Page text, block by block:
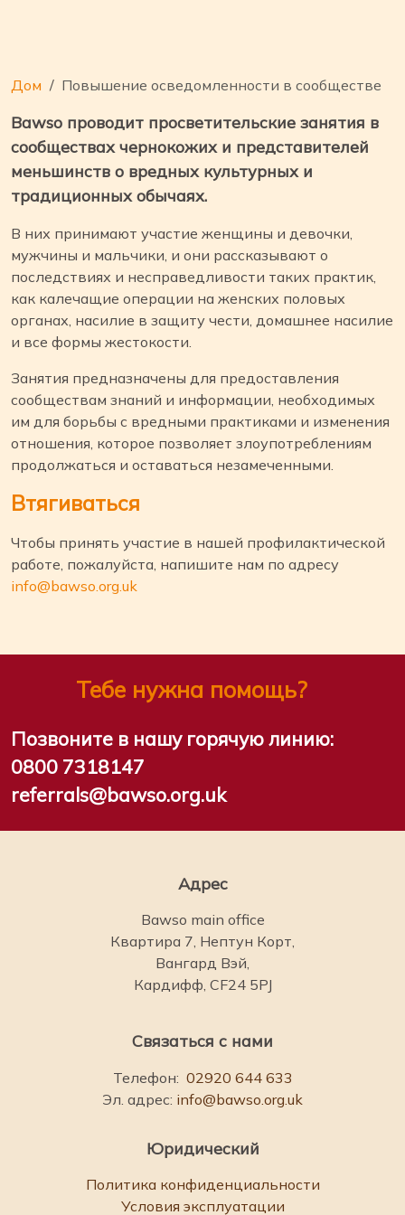
Дом Повышение осведомленности в сообществе
Bawso проводит просветительские занятия в
сообществах чернокожих и представителей
меньшинств о вредных культурных и
традиционных обычаях.
В них принимают участие женщины и девочки,
мужчины и мальчики, и они рассказывают о
последствиях и несправедливости таких практик,
как калечащие операции на женских половых
органах, насилие в защиту чести, домашнее насилие
и все формы жестокости.
Занятия предназначены для предоставления
сообществам знаний и информации, необходимых
им для борьбы с вредными практиками и изменения
отношения, которое позволяет злоупотреблениям
продолжаться и оставаться незамеченными.
Втягиваться
Чтобы принять участие в нашей профилактической
работе, пожалуйста, напишите нам по адресу
info@bawso.org.uk
Тебе нужна помощь?
Позвоните в нашу горячую линию:
0800 7318147
referrals@bawso.org.uk
Адрес
Bawso main office
Квартира 7, Нептун Корт,
Вангард Вэй,
Кардифф, CF24 5PJ
Связаться с нами
Телефон: 02920 644 633
Эл. адрес: info@bawso.org.uk
Юридический
Политика конфиденциальности
Условия эксплуатации